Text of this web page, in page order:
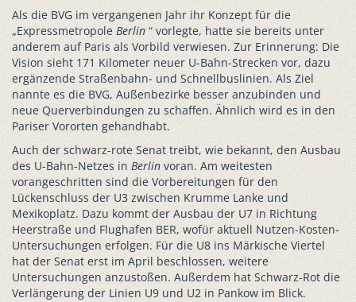
Als die BVG im vergangenen Jahr ihr Konzept für die
„Expressmetropole Berlin “ vorlegte, hatte sie bereits unter
anderem auf Paris als Vorbild verwiesen. Zur Erinnerung: Die
Vision sieht 171 Kilometer neuer U-Bahn-Strecken vor, dazu
ergänzende Straßenbahn- und Schnellbuslinien. Als Ziel
nannte es die BVG, Außenbezirke besser anzubinden und
neue Querverbindungen zu schaffen. Ähnlich wird es in den
Pariser Vororten gehandhabt.
Auch der schwarz-rote Senat treibt, wie bekannt, den Ausbau
des U-Bahn-Netzes in Berlin voran. Am weitesten
vorangeschritten sind die Vorbereitungen für den
Lückenschluss der U3 zwischen Krumme Lanke und
Mexikoplatz. Dazu kommt der Ausbau der U7 in Richtung
Heerstraße und Flughafen BER, wofür aktuell Nutzen-Kosten-
Untersuchungen erfolgen. Für die U8 ins Märkische Viertel
hat der Senat erst im April beschlossen, weitere
Untersuchungen anzustoßen. Außerdem hat Schwarz-Rot die
Verlängerung der Linien U9 und U2 in Pankow im Blick.